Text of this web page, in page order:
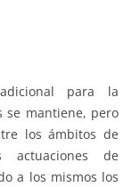
para la
se mantiene, pero
los ámbitos de
de
a los mismos los